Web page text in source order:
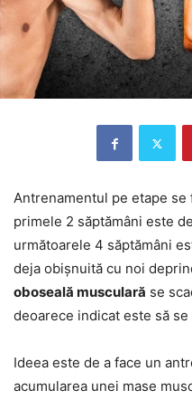
Antrenamentul pe etape se
primele 2 săptămâni este
următoarele 4 săptămâni
deja obișnuită cu noi
oboseală musculară se
deoarece indicat este să se
Ideea este de a face un
acumularea unei mase